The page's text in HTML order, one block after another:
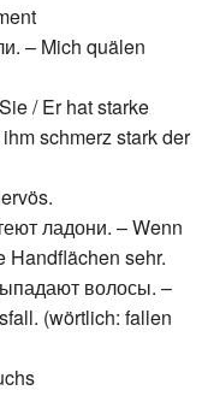
– Mich quälen
/ Er hat starke
schmerz stark der
ладони. – Wenn
Handflächen sehr.
волосы. –
(wörtlich: fallen